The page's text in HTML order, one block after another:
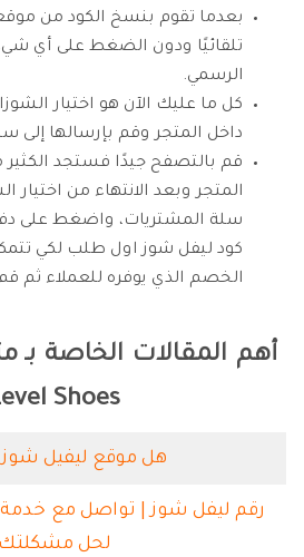
بعدما تقوم بنسخ الكود من
تلقائيًا ودون الضغط على أي
الرسمي.
كل ما عليك الآن هو اختيار
داخل المتجر وقم بإرسالها إلى
قم بالتصفح جيدًا فستجد الكثير
المتجر وبعد الانتهاء من اختيار
سلة المشتريات، واضغط على
كود ليفل شوز اول طلب لكي
الخصم الذي يوفره للعملاء ثم
أهم المقالات الخاصة بـ
Shoes
هل موقع ليفيل
لحل مشكلتك